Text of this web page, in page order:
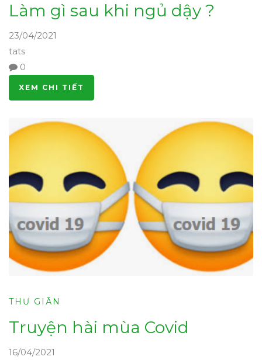
Làm gì sau khi ngủ dậy ?
23/04/2021
tats
0
XEM CHI TIẾT
THƯ GIÃN
Truyện hài mùa Covid
16/04/2021